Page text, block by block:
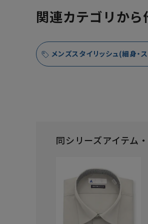
関連カテゴリか
メンズスタイリッシュ(細身・
同シリーズアイテム